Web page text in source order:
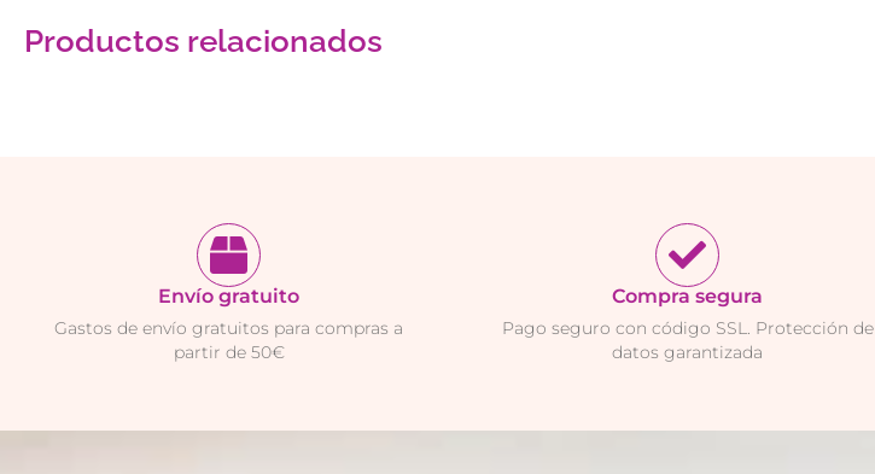
Productos relacionados
Envío gratuito
Gastos de envío gratuitos para compras a
partir de 50€
Compra segura
Pago seguro con código SSL. Protección de
datos garantizada